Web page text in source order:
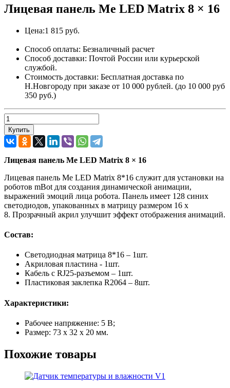
Лицевая панель Me LED Matrix 8 × 16
Цена:1 815 руб.
Способ оплаты: Безналичный расчет
Способ доставки: Почтой России или курьерской
службой.
Стоимость доставки: Бесплатная доставка по
Н.Новгороду при заказе от 10 000 рублей. (до 10 000 руб
350 руб.)
Купить
Лицевая панель Me LED Matrix 8 × 16
Лицевая панель Me LED Matrix 8*16 служит для установки на
роботов mBot для создания динамической анимации,
выражений эмоций лица робота. Панель имеет 128 синих
светодиодов, упакованных в матрицу размером 16 x
8. Прозрачный акрил улучшит эффект отображения анимаций.
Состав:
Светодиодная матрица 8*16 – 1шт.
Акриловая пластина - 1шт.
Кабель с RJ25-разъемом – 1шт.
Пластиковая заклепка R2064 – 8шт.
Характеристики:
Рабочее напряжение: 5 В;
Размер: 73 x 32 x 20 мм.
Похожие товары